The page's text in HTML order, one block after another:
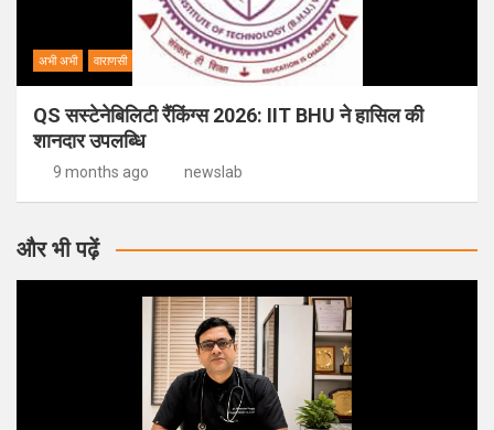
अभी अभी वाराणसी
QS सस्टेनेबिलिटी रैंकिंग्स 2026: IIT BHU ने हासिल की
शानदार उपलब्धि
9 months ago newslab
और भी पढ़ें